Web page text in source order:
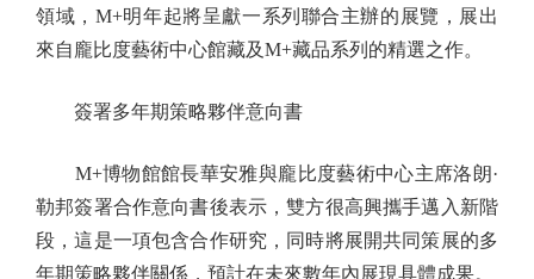
領域，M+明年起將呈獻一系列聯合主辦的展覽，展出
來自龐比度藝術中心館藏及M+藏品系列的精選之作。
簽署多年期策略夥伴意向書
M+博物館館長華安雅與龐比度藝術中心主席洛朗·
勒邦簽署合作意向書後表示，雙方很高興攜手邁入新階
段，這是一項包含合作研究，同時將展開共同策展的多
年期策略夥伴關係，預計在未來數年內展現具體成果。